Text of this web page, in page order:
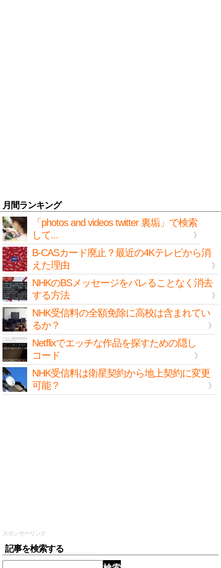
月間ランキング
「photos and videos twitter 裏垢」で検索
して...
B-CASカード廃止？最近の4Kテレビから消
えた理由
NHKのBSメッセージをバレることなく消去
する方法
NHK受信料の全額免除に高校は含まれてい
るか？
Netflixでエッチな作品を探すための隠し
コード
NHK受信料は衛星契約から地上契約に変更
可能？
スポンサーリンク
記事を検索する